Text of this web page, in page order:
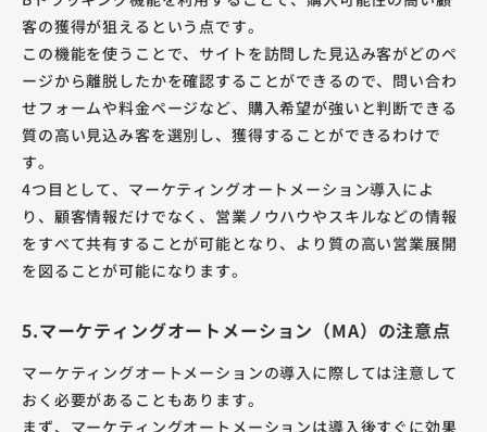
客の獲得が狙えるという点です。
この機能を使うことで、サイトを訪問した見込み客がどのペ
ージから離脱したかを確認することができるので、問い合わ
せフォームや料金ページなど、購入希望が強いと判断できる
質の高い見込み客を選別し、獲得することができるわけで
す。
4つ目として、マーケティングオートメーション導入によ
り、顧客情報だけでなく、営業ノウハウやスキルなどの情報
をすべて共有することが可能となり、より質の高い営業展開
を図ることが可能になります。
5.マーケティングオートメーション（MA）の注意点
マーケティングオートメーションの導入に際しては注意して
おく必要があることもあります。
まず、マーケティングオートメーションは導入後すぐに効果